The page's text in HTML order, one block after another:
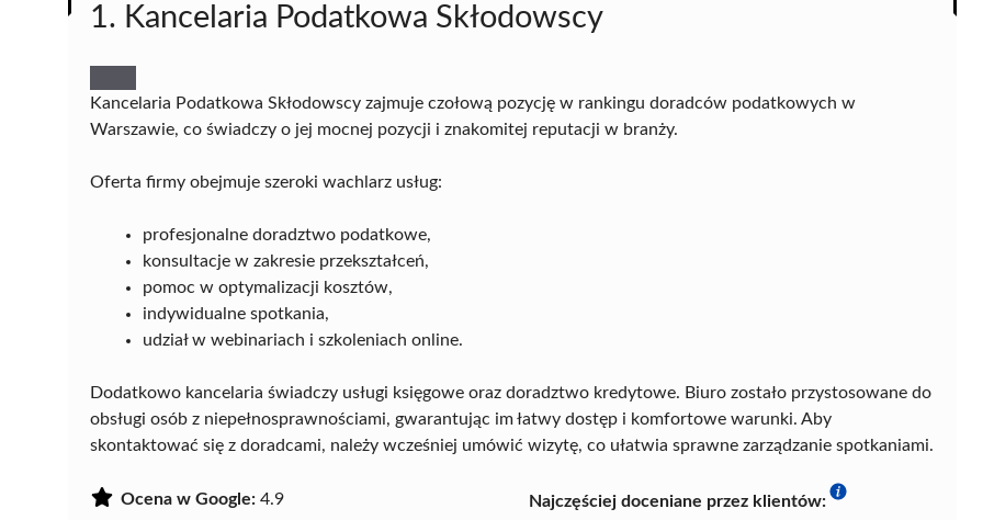
1. Kancelaria Podatkowa Skłodowscy
Kancelaria Podatkowa Skłodowscy zajmuje czołową pozycję w rankingu doradców podatkowych w
Warszawie, co świadczy o jej mocnej pozycji i znakomitej reputacji w branży.
Oferta firmy obejmuje szeroki wachlarz usług:
profesjonalne doradztwo podatkowe,
konsultacje w zakresie przekształceń,
pomoc w optymalizacji kosztów,
indywidualne spotkania,
udział w webinariach i szkoleniach online.
Dodatkowo kancelaria świadczy usługi księgowe oraz doradztwo kredytowe. Biuro zostało przystosowane do
obsługi osób z niepełnosprawnościami, gwarantując im łatwy dostęp i komfortowe warunki. Aby
skontaktować się z doradcami, należy wcześniej umówić wizytę, co ułatwia sprawne zarządzanie spotkaniami.
Ocena w Google: 4.9 Najczęściej doceniane przez klientów: